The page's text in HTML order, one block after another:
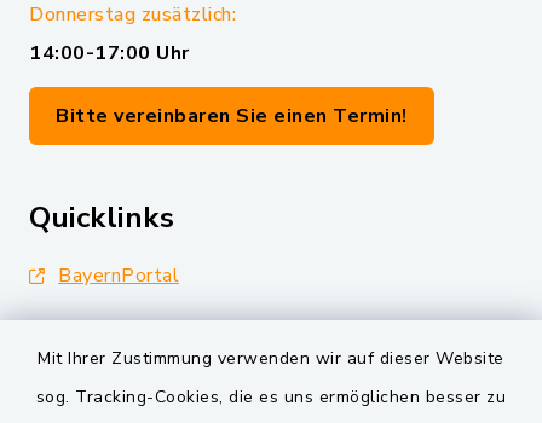
Mit Ihrer Zustimmung verwenden wir auf dieser Website
sog. Tracking-Cookies, die es uns ermöglichen besser zu
Donnerstag zusätzlich:
14:00-17:00 Uhr
Bitte vereinbaren Sie einen Termin!
Quicklinks
BayernPortal
Landkreis Schwandorf